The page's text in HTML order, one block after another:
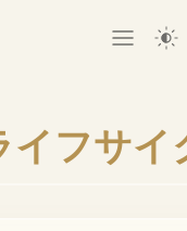
イフサイ